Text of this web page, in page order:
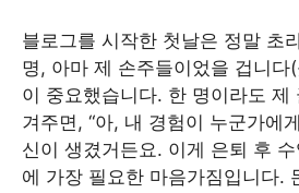
블로그를 시작한 첫날은 정말 초
명, 아마 제 손주들이었을 겁니다
이 중요했습니다. 한 명이라도 제
겨주면, “아, 내 경험이 누군가에
신이 생겼거든요. 이게 은퇴 후
에 가장 필요한 마음가짐입니다.